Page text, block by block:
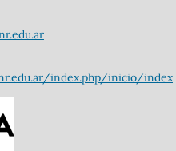
index.php/inicio/index